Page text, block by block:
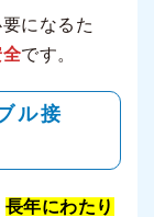
になるた
です。
ル接
長年にわたり